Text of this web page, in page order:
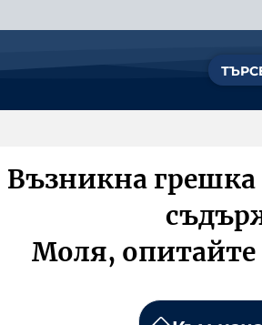
Възникна грешка
Моля,